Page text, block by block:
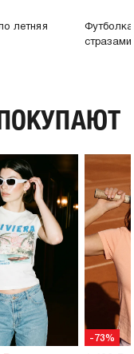
летняя
стразами
-73%